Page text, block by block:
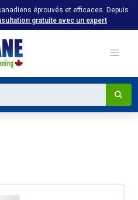
éprouvés et efficaces. Depuis
gratuite avec un expert